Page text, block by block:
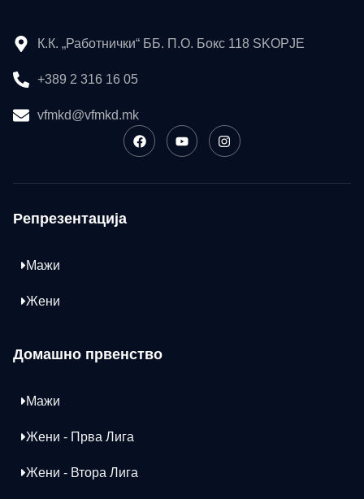
К.К. „Работнички“ ББ. П.О. Бокс 118 SKOPJE
+389 2 316 16 05
vfmkd@vfmkd.mk
Репрезентација
Мажи
Жени
Домашно првенство
Мажи
Жени - Прва Лига
Жени - Втора Лига